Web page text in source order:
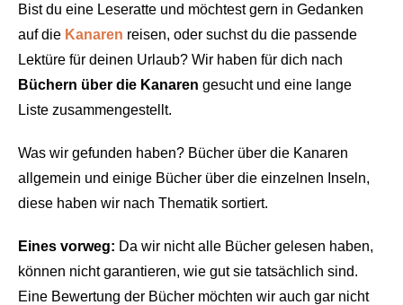
Bist du eine Leseratte und möchtest gern in Gedanken
auf die Kanaren reisen, oder suchst du die passende
Lektüre für deinen Urlaub? Wir haben für dich nach
Büchern über die Kanaren gesucht und eine lange
Liste zusammengestellt.
Was wir gefunden haben? Bücher über die Kanaren
allgemein und einige Bücher über die einzelnen Inseln,
diese haben wir nach Thematik sortiert.
Eines vorweg: Da wir nicht alle Bücher gelesen haben,
können nicht garantieren, wie gut sie tatsächlich sind.
Eine Bewertung der Bücher möchten wir auch gar nicht